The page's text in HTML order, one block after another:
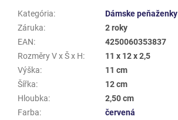
Kategória:
Dámske peňaženky
Záruka:
2 roky
EAN:
4250060353837
Rozměry V x Š x H:
11 x 12 x 2,5
Výška:
11 cm
Šířka:
12 cm
Hloubka:
2,50 cm
Farba:
červená